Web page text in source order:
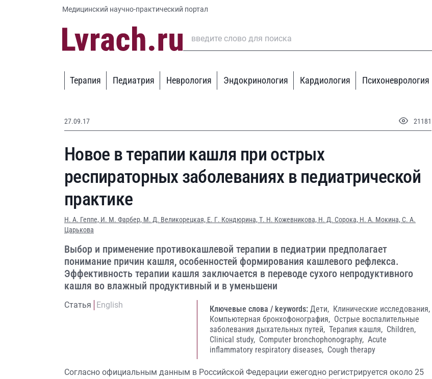
Медицинский научно-практический портал
Терапия Педиатрия Неврология Эндокринология Кардиология Психоневрология
27.09.17 21181
Новое в терапии кашля при острых
респираторных заболеваниях в педиатрической
практике
Н. А. Геппе, И. М. Фарбер, М. Д. Великорецкая, Е. Г. Кондюрина, Т. Н. Кожевникова, Н. Д. Сорока, Н. А. Мокина, С. А.
Царькова
Выбор и применение противокашлевой терапии в педиатрии предполагает
понимание причин кашля, особенностей формирования кашлевого рефлекса.
Эффективность терапии кашля заключается в переводе сухого непродуктивного
кашля во влажный продуктивный и в уменьшени
Статья English Ключевые слова / keywords: Дети, Клинические исследования,
Компьютерная бронхофонография, Острые воспалительные
заболевания дыхательных путей, Терапия кашля, Children,
Clinical study, Computer bronchophonography, Acute
inflammatory respiratory diseases, Cough therapy
Согласно официальным данным в Российской Федерации ежегодно регистрируется около 25